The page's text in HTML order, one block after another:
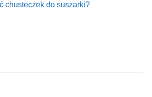
chusteczek do suszarki?